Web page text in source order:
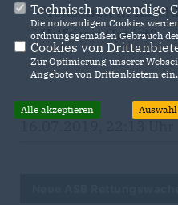
Menschen in Ilsfeld
Hilfe vor Ort ist“.
Technisch notwendige
Die notwendigen Cookies
ordnungsgemäßen Gebrauch
Cookies von
Zur Optimierung unserer
Angebote von Drittanbietern ein.
Alle akzeptieren